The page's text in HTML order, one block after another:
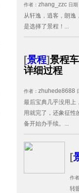
作者： zhang_zzc 日期
从轩逸，逍客，朗逸
是选择了景程！...
[景程]景程
详细过程
作者： zhuhede8688
最后宝典几乎没用上
用就完了，还象征性
备开始办手续。...
[
作者
转